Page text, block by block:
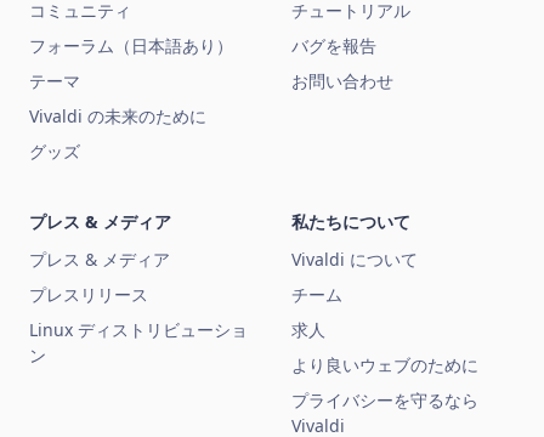
コミュニティ
フォーラム（日本語あり）
テーマ
Vivaldi の未来のために
グッズ
チュートリアル
バグを報告
お問い合わせ
プレス & メディア
プレス & メディア
プレスリリース
Linux ディストリビューショ
ン
私たちについて
Vivaldi について
チーム
求人
より良いウェブのために
プライバシーを守るなら
Vivaldi